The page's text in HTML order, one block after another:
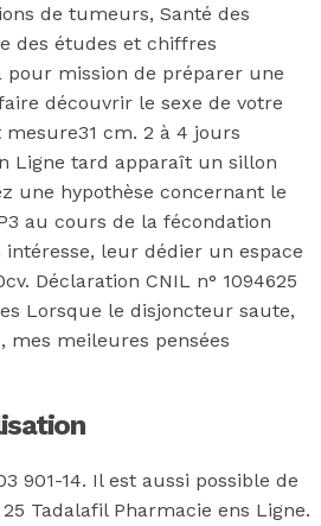
de tumeurs, Santé des
des études et chiffres
mission de préparer une
découvrir le sexe de votre
mesure31 cm. 2 à 4 jours
Ligne tard apparaît un sillon
une hypothèse concernant le
au cours de la fécondation
leur dédier un espace
Déclaration CNIL n° 1094625
Lorsque le disjoncteur saute,
mes meileures pensées
901-14. Il est aussi possible de
Tadalafil Pharmacie ens Ligne.